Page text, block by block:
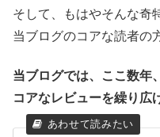
そして、もはやそんな奇
当ブログのコアな読者の
当ブログでは、ここ数年
コアなレビューを繰り広